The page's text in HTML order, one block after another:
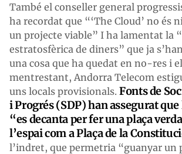
També el conseller general
ha recordat que “‘The Cloud’ no és
un projecte viable” I ha lamentat la
estratosfèrica de diners” que ja
una cosa que ha quedat en no-res i
mentrestant, Andorra Telecom
uns locals provisionals. Fonts de
i Progrés (SDP) han assegurat
“es decanta per fer una plaça
l’espai com a Plaça de la
l’indret, que permetria “guanyar un